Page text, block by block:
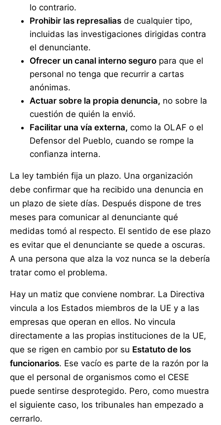
lo contrario.
Prohibir las represalias de cualquier tipo,
incluidas las investigaciones dirigidas contra
el denunciante.
Ofrecer un canal interno seguro para que el
personal no tenga que recurrir a cartas
anónimas.
Actuar sobre la propia denuncia, no sobre la
cuestión de quién la envió.
Facilitar una vía externa, como la OLAF o el
Defensor del Pueblo, cuando se rompe la
confianza interna.
La ley también fija un plazo. Una organización
debe confirmar que ha recibido una denuncia en
un plazo de siete días. Después dispone de tres
meses para comunicar al denunciante qué
medidas tomó al respecto. El sentido de ese plazo
es evitar que el denunciante se quede a oscuras.
A una persona que alza la voz nunca se la debería
tratar como el problema.
Hay un matiz que conviene nombrar. La Directiva
vincula a los Estados miembros de la UE y a las
empresas que operan en ellos. No vincula
directamente a las propias instituciones de la UE,
que se rigen en cambio por su Estatuto de los
funcionarios. Ese vacío es parte de la razón por la
que el personal de organismos como el CESE
puede sentirse desprotegido. Pero, como muestra
el siguiente caso, los tribunales han empezado a
cerrarlo.